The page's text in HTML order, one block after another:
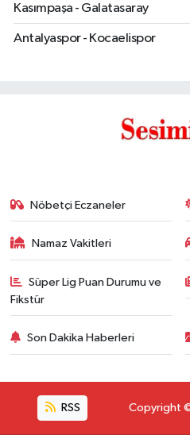
Kasımpaşa - Galatasaray
Antalyaspor - Kocaelispor
Nöbetçi Eczaneler
Namaz Vakitleri
Süper Lig Puan Durumu ve
Fikstür
Son Dakika Haberleri
RSS Copyright ©